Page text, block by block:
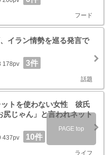
フード
イラン情勢を巡る発言で
178pv 3件
話題
ットを使わない女性 彼氏
尻じゃん」と言われネット
437pv 10件
ライフ
PAGE top